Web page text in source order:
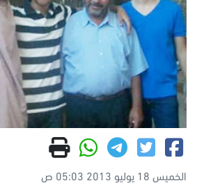
الخميس 18 يوليو 2013 05:03 ص